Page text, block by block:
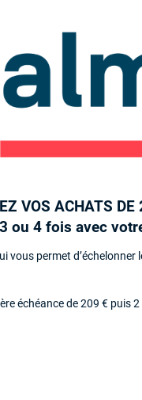
VOS ACHATS
ou 4 fois avec
permet
échéance de 209 € puis 2